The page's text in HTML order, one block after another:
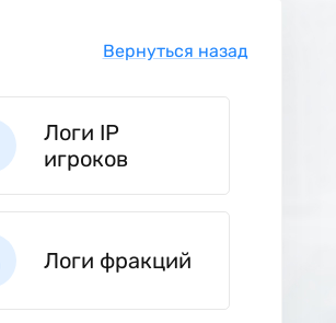
Вернуться назад
Логи IP
игроков
Логи фракций